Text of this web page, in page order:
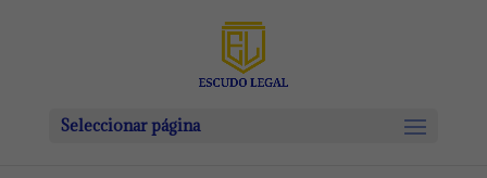
Seleccionar página